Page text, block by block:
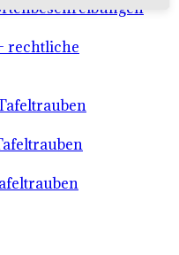
rechtliche